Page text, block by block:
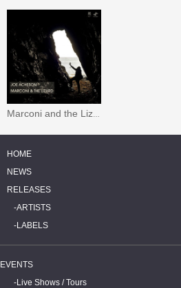
HOME
NEWS
RELEASES
ARTISTS
LABELS
EVENTS
Live Shows / Tours